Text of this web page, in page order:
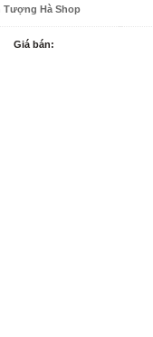
Tượng Hà Shop
Giá bán: